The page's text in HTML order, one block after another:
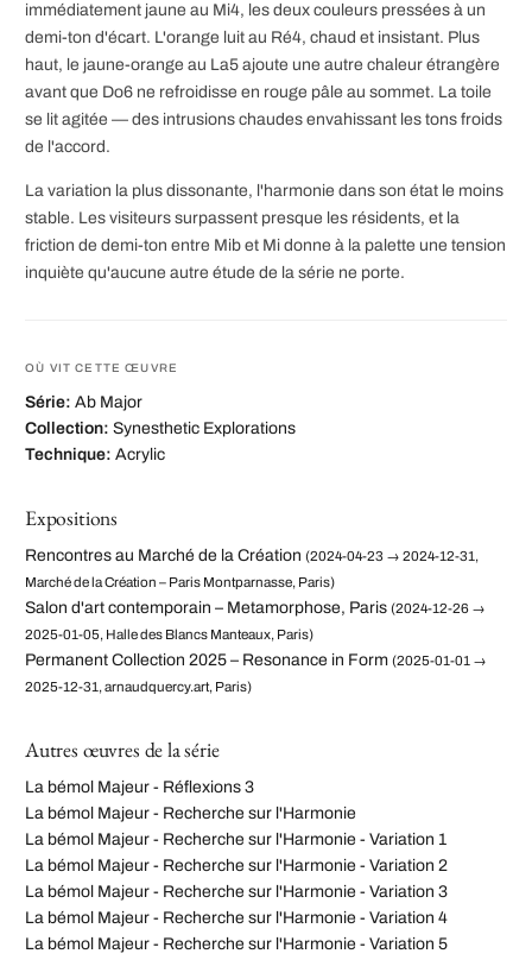
immédiatement jaune au Mi4, les deux couleurs pressées à un
demi-ton d'écart. L'orange luit au Ré4, chaud et insistant. Plus
haut, le jaune-orange au La5 ajoute une autre chaleur étrangère
avant que Do6 ne refroidisse en rouge pâle au sommet. La toile
se lit agitée — des intrusions chaudes envahissant les tons froids
de l'accord.
La variation la plus dissonante, l'harmonie dans son état le moins
stable. Les visiteurs surpassent presque les résidents, et la
friction de demi-ton entre Mib et Mi donne à la palette une tension
inquiète qu'aucune autre étude de la série ne porte.
OÙ VIT CETTE ŒUVRE
Série: Ab Major
Collection: Synesthetic Explorations
Technique: Acrylic
Expositions
Rencontres au Marché de la Création (2024-04-23 → 2024-12-31,
Marché de la Création – Paris Montparnasse, Paris)
Salon d'art contemporain – Metamorphose, Paris (2024-12-26 →
2025-01-05, Halle des Blancs Manteaux, Paris)
Permanent Collection 2025 – Resonance in Form (2025-01-01 →
2025-12-31, arnaudquercy.art, Paris)
Autres œuvres de la série
La bémol Majeur - Réflexions 3
La bémol Majeur - Recherche sur l'Harmonie
La bémol Majeur - Recherche sur l'Harmonie - Variation 1
La bémol Majeur - Recherche sur l'Harmonie - Variation 2
La bémol Majeur - Recherche sur l'Harmonie - Variation 3
La bémol Majeur - Recherche sur l'Harmonie - Variation 4
La bémol Majeur - Recherche sur l'Harmonie - Variation 5